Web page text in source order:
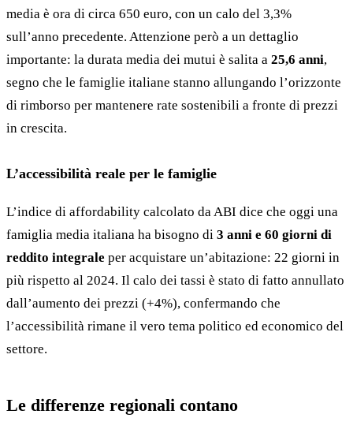
media è ora di circa 650 euro, con un calo del 3,3%
sull’anno precedente. Attenzione però a un dettaglio
importante: la durata media dei mutui è salita a 25,6 anni,
segno che le famiglie italiane stanno allungando l’orizzonte
di rimborso per mantenere rate sostenibili a fronte di prezzi
in crescita.
L’accessibilità reale per le famiglie
L’indice di affordability calcolato da ABI dice che oggi una
famiglia media italiana ha bisogno di 3 anni e 60 giorni di
reddito integrale per acquistare un’abitazione: 22 giorni in
più rispetto al 2024. Il calo dei tassi è stato di fatto annullato
dall’aumento dei prezzi (+4%), confermando che
l’accessibilità rimane il vero tema politico ed economico del
settore.
Le differenze regionali contano